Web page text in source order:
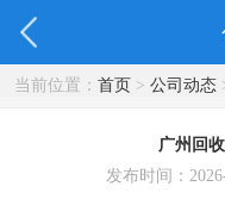
当前位置： 首页> 公司动态
广州回
发布时间：